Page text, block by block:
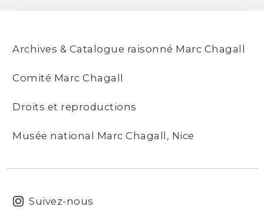
Archives & Catalogue raisonné Marc Chagall
Comité Marc Chagall
Droits et reproductions
Musée national Marc Chagall, Nice
Suivez-nous